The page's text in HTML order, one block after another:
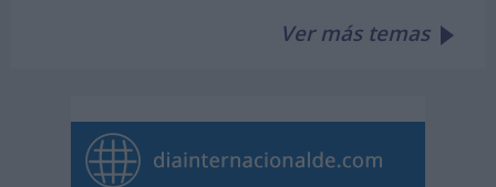
Ver más temas